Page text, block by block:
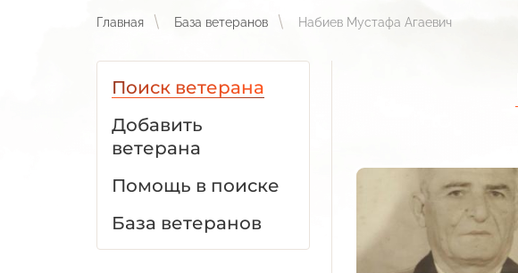
Главная База ветеранов Набиев Мустафа Агаевич
Поиск ветерана
Добавить
ветерана
Помощь в поиске
База ветеранов